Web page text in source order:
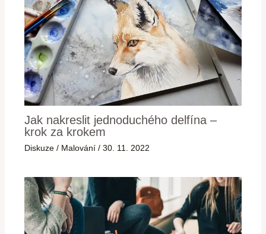
Jak nakreslit jednoduchého delfína –
krok za krokem
Diskuze / Malování /30. 11. 2022